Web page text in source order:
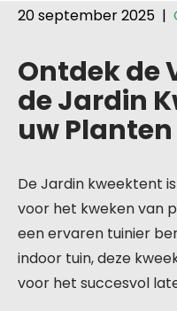
20 september 2025 |
Ontdek de
de Jardin
uw Planten
De Jardin kweektent
voor het kweken van
een ervaren tuinier
indoor tuin, deze
voor het succesvol